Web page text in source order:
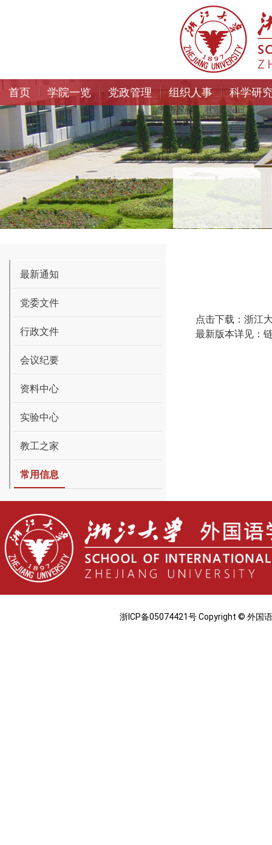
首页 学院一览 党政管理 组织人事 科学研
最新通知
党委文件
行政文件
会议纪要
资料中心
实验中心
教工之家
常用信息
点击下载： 浙江
最新版本详见：
浙ICP备05074421号 Copyright © 外国